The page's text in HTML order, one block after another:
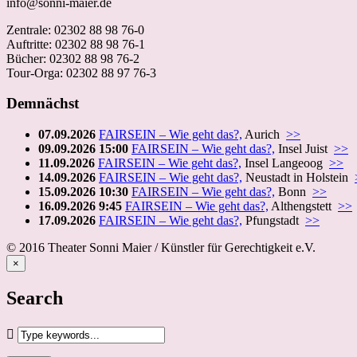
Zentrale: 02302 88 98 76-0
Auftritte: 02302 88 98 76-1
Bücher: 02302 88 98 76-2
Tour-Orga: 02302 88 97 76-3
Demnächst
07.09.2026 FAIRSEIN – Wie geht das?, Aurich >>
09.09.2026 15:00 FAIRSEIN – Wie geht das?, Insel Juist >>
11.09.2026 FAIRSEIN – Wie geht das?, Insel Langeoog >>
14.09.2026 FAIRSEIN – Wie geht das?, Neustadt in Holstein
15.09.2026 10:30 FAIRSEIN – Wie geht das?, Bonn >>
16.09.2026 9:45 FAIRSEIN – Wie geht das?, Althengstett >>
17.09.2026 FAIRSEIN – Wie geht das?, Pfungstadt >>
© 2016 Theater Sonni Maier / Künstler für Gerechtigkeit e.V.
×
Search